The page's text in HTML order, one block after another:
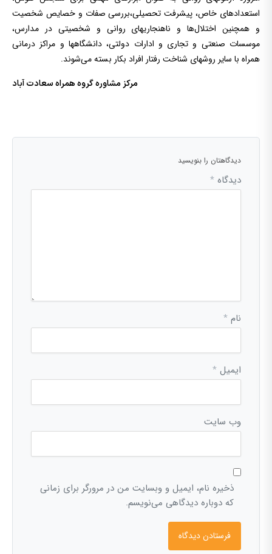
استعدادهای خاص، پیشرفت تحصیلی،بررسی صفات و خصایص شخصیت
و همچنین اختلال‌‌ها و ناهنجاریهای روانی و شخصیتی در مدارس،
موسسات صنعتی و تجاری و ادارات دولتی، دانشگاهها و مراکز درمانی
همراه با سایر روشهای شناخت رفتار افراد بکار بسته می‌شوند.
مرکز مشاوره گروه همراه سعادت آباد
دیدگاهتان را بنویسید
دیدگاه *
نام *
ایمیل *
وب‌ سایت
ذخیره نام، ایمیل و وبسایت من در مرورگر برای زمانی
که دوباره دیدگاهی می‌نویسم.